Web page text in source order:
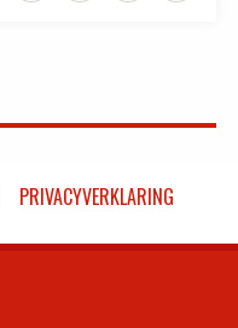
PRIVACYVERKLARING